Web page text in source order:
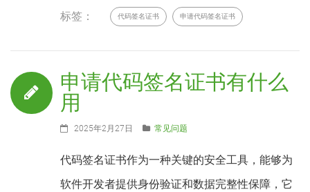
标签： 代码签名证书 申请代码签名证书
申请代码签名证书有什么
用
2025年2月27日 常见问题
代码签名证书作为一种关键的安全工具，能够为
软件开发者提供身份验证和数据完整性保障，它